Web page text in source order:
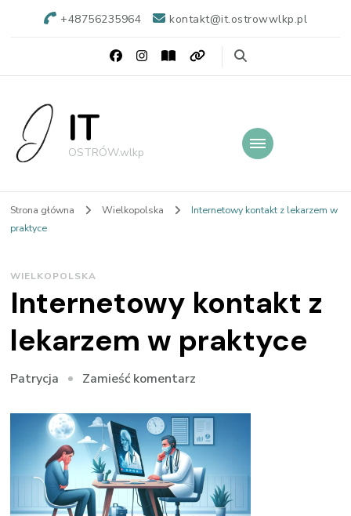
+48756235964 kontakt@it.ostrowwlkp.pl
IT
OSTRÓW.wlkp
Strona główna Wielkopolska
Internetowy kontakt z lekarzem w
praktyce
WIELKOPOLSKA
Internetowy kontakt z
lekarzem w praktyce
Patrycja Zamieść komentarz
Internetowy
kontakt
z
lekarzem
w